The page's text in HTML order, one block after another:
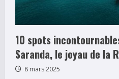
10 spots
Saranda, le joyau de la
8 mars 2025